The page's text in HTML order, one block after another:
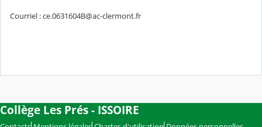
Courriel : ce.0631604B@ac-clermont.fr
Collège Les Prés - ISSOIRE